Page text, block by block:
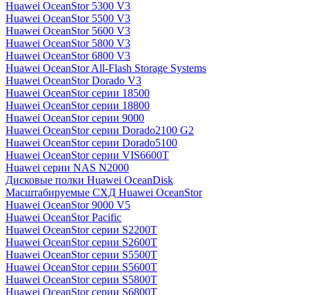
Huawei OceanStor 5300 V3
Huawei OceanStor 5500 V3
Huawei OceanStor 5600 V3
Huawei OceanStor 5800 V3
Huawei OceanStor 6800 V3
Huawei OceanStor All-Flash Storage Systems
Huawei OceanStor Dorado V3
Huawei OceanStor серии 18500
Huawei OceanStor серии 18800
Huawei OceanStor серии 9000
Huawei OceanStor серии Dorado2100 G2
Huawei OceanStor серии Dorado5100
Huawei OceanStor серии VIS6600T
Huawei серии NAS N2000
Дисковые полки Huawei OceanDisk
Масштабируемые СХД Huawei OceanStor
Huawei OceanStor 9000 V5
Huawei OceanStor Pacific
Huawei OceanStor серии S2200T
Huawei OceanStor серии S2600T
Huawei OceanStor серии S5500T
Huawei OceanStor серии S5600T
Huawei OceanStor серии S5800T
Huawei OceanStor серии S6800T